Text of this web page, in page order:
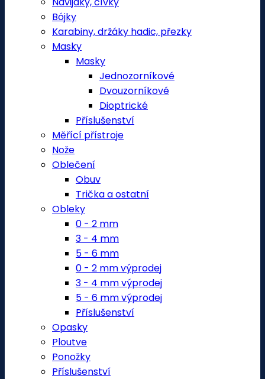
Bójky
Karabiny, držáky hadic, přezky
Masky
Masky
Jednozorníkové
Dvouzorníkové
Dioptrické
Příslušenství
Měřící přístroje
Nože
Oblečení
Obuv
Trička a ostatní
Obleky
0 - 2 mm
3 - 4 mm
5 - 6 mm
0 - 2 mm výprodej
3 - 4 mm výprodej
5 - 6 mm výprodej
Příslušenství
Opasky
Ploutve
Ponožky
Příslušenství